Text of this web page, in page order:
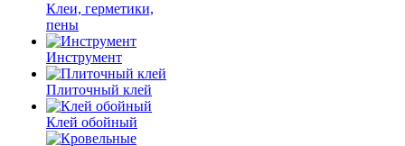
Клеи, герметики,
пены
Инструмент
Плиточный клей
Клей обойный